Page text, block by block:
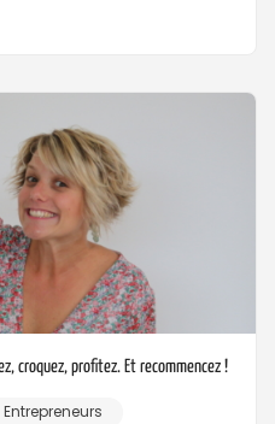
croquez, profitez. Et recommencez !
Entrepreneurs